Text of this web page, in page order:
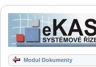
Modul Dokumenty